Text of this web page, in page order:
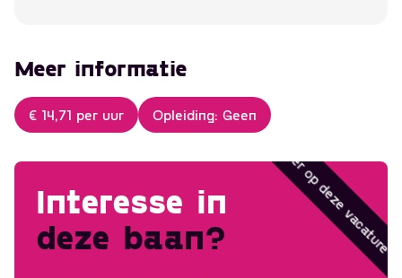
Meer informatie
€ 14,71 per uur Opleiding: Geen
Solliciteer op deze
Interesse in
deze baan?